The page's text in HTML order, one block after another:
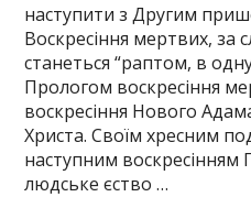
наступити з Другим
Воскресіння мертвих, за
станеться “раптом, в
Прологом воскресіння
воскресіння Нового
Христа. Своїм хресним
наступним воскресінням
людське єство …